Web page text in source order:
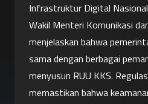
Infrastruktur Digital Nasional
Wakil Menteri Komunikasi
menjelaskan bahwa
sama dengan berbagai
menyusun RUU KKS.
memastikan bahwa